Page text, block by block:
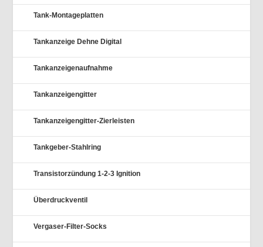
Tank-Montageplatten
Tankanzeige Dehne Digital
Tankanzeigenaufnahme
Tankanzeigengitter
Tankanzeigengitter-Zierleisten
Tankgeber-Stahlring
Transistorzündung 1-2-3 Ignition
Überdruckventil
Vergaser-Filter-Socks